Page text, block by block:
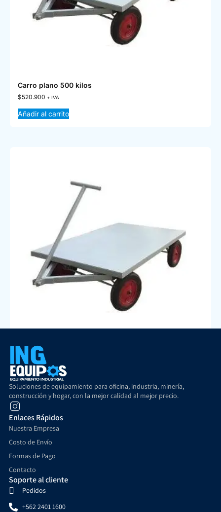
Carro plano 500 kilos
$520.900 + IVA
Añadir al carrito
Carro plano 1000 kilos
$ 609.900
Añadir al carrito
Soluciones de equipamiento para oficina, industria, minería,
construcción y hogar, con la mejor calidad al mejor precio.
Enlaces Rápidos
Nuestra Empresa
Costo de Envío
Formas de Pago
Contacto
Soporte al cliente
Pedidos
+562 2401 1600